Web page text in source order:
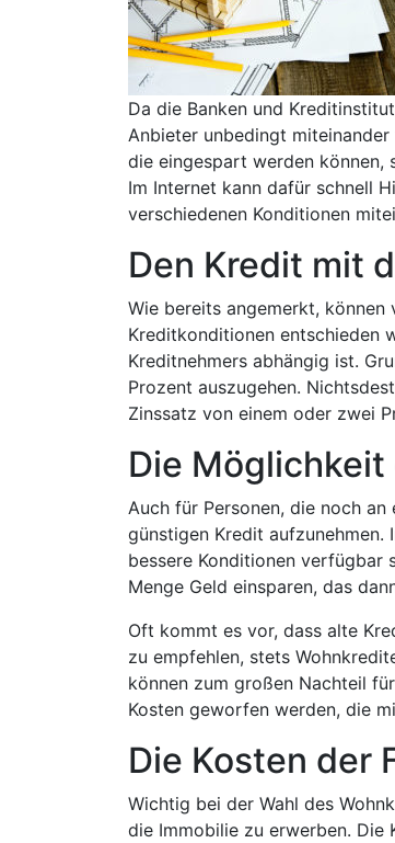
Da die Banken und
Anbieter unbedingt
die eingespart werden können,
Im Internet kann dafür schnell
verschiedenen Konditionen
Den Kredit mit
Wie bereits angemerkt,
Kreditkonditionen entschieden
Kreditnehmers abhängig ist.
Prozent auszugehen.
Zinssatz von einem oder zwei
Die
Auch für Personen, die noch
günstigen Kredit aufzunehmen.
bessere Konditionen verfügbar
Menge Geld einsparen, das
Oft kommt es vor, dass alte
zu empfehlen, stets
können zum großen Nachteil
Kosten geworfen werden, die
Die Kosten der
Wichtig bei der Wahl des
die Immobilie zu erwerben. Die